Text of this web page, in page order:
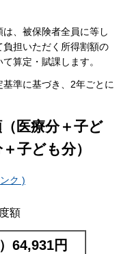
、被保険者全員に等し
負担いただく所得割額の
算定・賦課します。
準に基づき、2年ごとに
医療分＋子ど
子ども分）
ク )
額
64,931円